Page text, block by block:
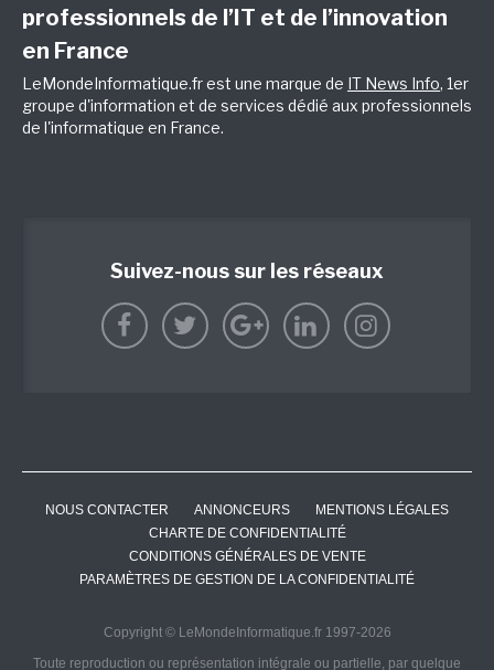
professionnels de l’IT et de l’innovation
en France
LeMondeInformatique.fr est une marque de IT News Info, 1er
groupe d'information et de services dédié aux professionnels
de l'informatique en France.
Suivez-nous sur les réseaux
NOUS CONTACTER ANNONCEURS
MENTIONS LÉGALES
CHARTE DE CONFIDENTIALITÉ
CONDITIONS GÉNÉRALES DE VENTE
PARAMÈTRES DE GESTION DE LA CONFIDENTIALITÉ
Copyright © LeMondeInformatique.fr 1997-2026
Toute reproduction ou représentation intégrale ou partielle, par quelque